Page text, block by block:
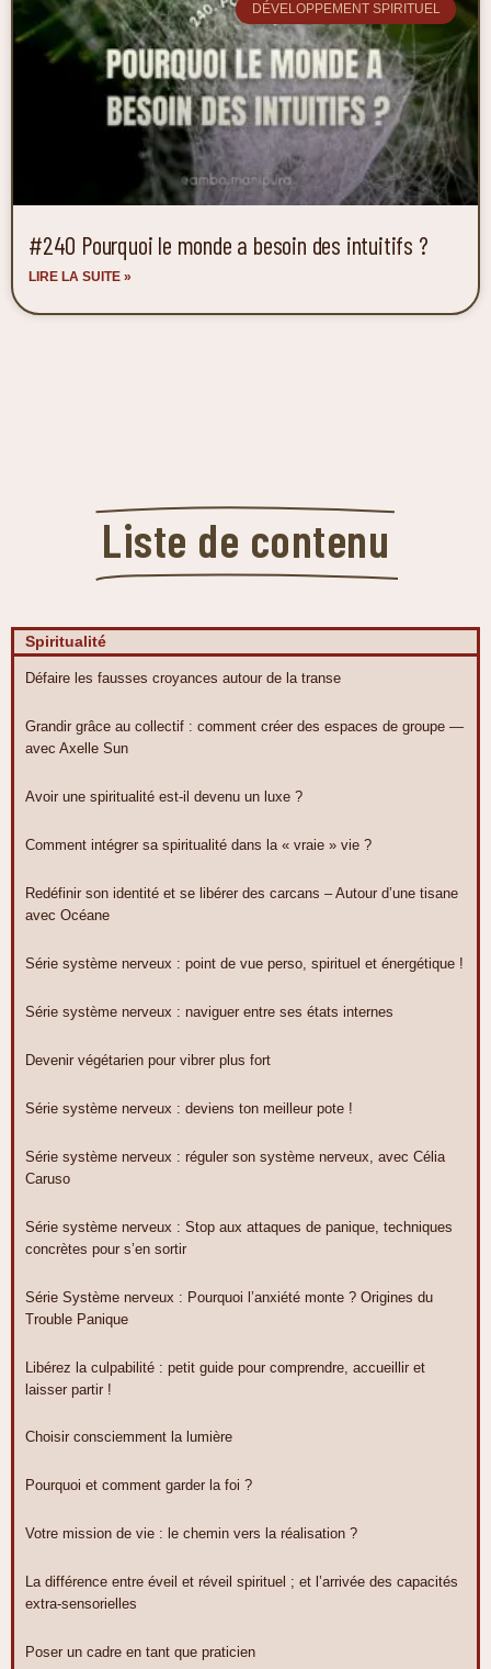
DÉVELOPPEMENT SPIRITUEL
#240 Pourquoi le monde a besoin des intuitifs ?
LIRE LA SUITE »
Liste de contenu
Spiritualité
Défaire les fausses croyances autour de la transe
Grandir grâce au collectif : comment créer des espaces de groupe —
avec Axelle Sun
Avoir une spiritualité est-il devenu un luxe ?
Comment intégrer sa spiritualité dans la « vraie » vie ?
Redéfinir son identité et se libérer des carcans – Autour d’une tisane
avec Océane
Série système nerveux : point de vue perso, spirituel et énergétique !
Série système nerveux : naviguer entre ses états internes
Devenir végétarien pour vibrer plus fort
Série système nerveux : deviens ton meilleur pote !
Série système nerveux : réguler son système nerveux, avec Célia
Caruso
Série système nerveux : Stop aux attaques de panique, techniques
concrètes pour s’en sortir
Série Système nerveux : Pourquoi l’anxiété monte ? Origines du
Trouble Panique
Libérez la culpabilité : petit guide pour comprendre, accueillir et
laisser partir !
Choisir consciemment la lumière
Pourquoi et comment garder la foi ?
Votre mission de vie : le chemin vers la réalisation ?
La différence entre éveil et réveil spirituel ; et l’arrivée des capacités
extra-sensorielles
Poser un cadre en tant que praticien